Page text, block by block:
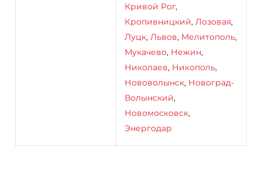
Кривой Рог,
Кропивницкий, Лозовая,
Луцк, Львов, Мелитополь,
Мукачево, Нежин,
Николаев, Никополь,
Нововолынск, Новоград-
Волынский,
Новомосковск,
Энергодар